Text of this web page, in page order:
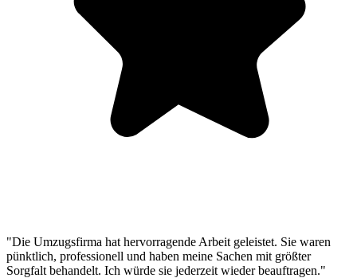
"Die Umzugsfirma hat hervorragende Arbeit geleistet. Sie waren
pünktlich, professionell und haben meine Sachen mit größter
Sorgfalt behandelt. Ich würde sie jederzeit wieder beauftragen."